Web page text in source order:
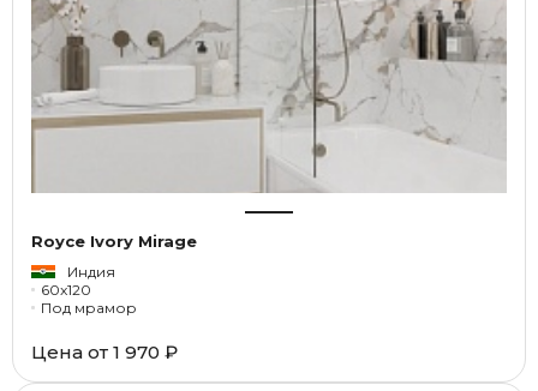
Royce Ivory Mirage
Индия
60x120
Под мрамор
Цена от 1 970 ₽